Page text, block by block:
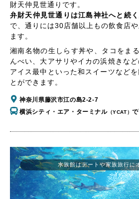
財天仲見世通りです。
弁財天仲見世通りは江島神社へと続
で、通りには30店舗以上もの飲食店
ます。
湘南名物の生しらす丼や、タコをま
んべい、大アサリやイカの浜焼きな
アイス最中といった和スイーツなど
とができます。
神奈川県藤沢市江の島2-2-7
横浜シティ・エア・ターミナル（YCAT）
水族館はデートや家族旅行に